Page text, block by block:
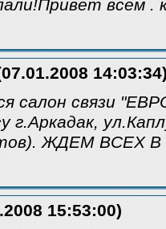
всем .
салон связи
г.Аркадак,
ЖДЕМ ВСЕХ В
15:53:00)